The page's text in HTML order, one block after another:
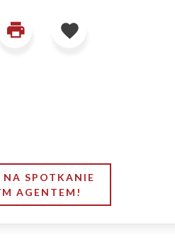
NA SPOTKANIE
AGENTEM!